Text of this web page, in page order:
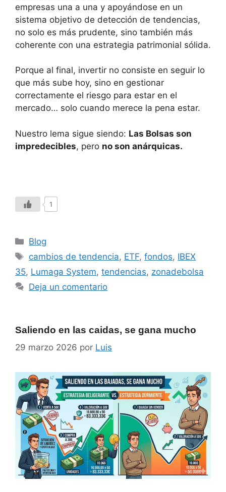
empresas una a una y apoyándose en un
sistema objetivo de detección de tendencias,
no solo es más prudente, sino también más
coherente con una estrategia patrimonial sólida.
Porque al final, invertir no consiste en seguir lo
que más sube hoy, sino en gestionar
correctamente el riesgo para estar en el
mercado… solo cuando merece la pena estar.
Nuestro lema sigue siendo: Las Bolsas son
impredecibles, pero no son anárquicas.
1
Blog
cambios de tendencia, ETF,fondos, IBEX
35, Lumaga System, tendencias, zonadebolsa
Deja un comentario
Saliendo en las caidas, se gana mucho
29 marzo 2026 por Luis